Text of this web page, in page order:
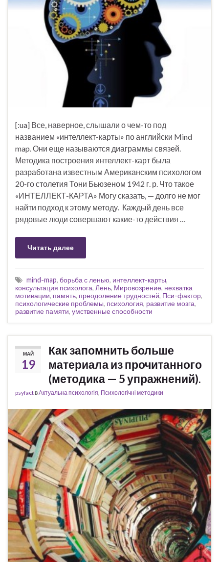
[:ua] Все, наверное, слышали о чем-то под
названием «интеллект-карты» по английски Mind
map. Они еще называются диаграммы связей.
Методика построения интеллект-карт была
разработана известным Американским психологом
20-го столетия Тони Бьюзеном 1942 г. р. Что такое
«ИНТЕЛЛЕКТ-КАРТА» Могу сказать, — долго не мог
найти подход к этому методу. Каждый день все
рядовые люди совершают какие-то действия …
Читать далее
mind-map, борьба с ленью, интеллект-карты,
консультация психолога, Лень, Мировозрение, нехватка
мотивации, память, преодоление трудностей, Пси-фактор,
психологические проблемы, психология, развитие мозга,
развитие памяти, умственные способности
МАЙ
19
Как запомнить больше
материала из прочитанного
(методика — 5 упражнений).
psyfactвАктуальна психологія Психологічні методики